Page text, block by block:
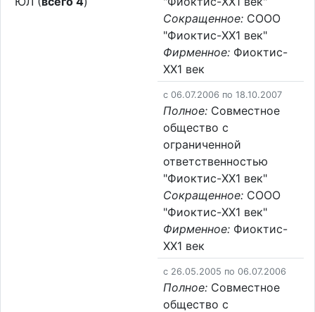
Сокращенное: СООО
"Фиоктис-XX1 век"
Фирменное: Фиоктис-
XX1 век
c 06.07.2006 по 18.10.2007
Полное: Совместное
общество с
ограниченной
ответственностью
"Фиоктис-XX1 век"
Сокращенное: СООО
"Фиоктис-XX1 век"
Фирменное: Фиоктис-
XX1 век
c 26.05.2005 по 06.07.2006
Полное: Совместное
общество с